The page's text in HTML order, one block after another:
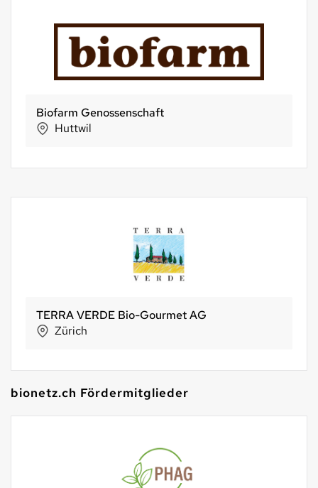
Biofarm Genossenschaft
Huttwil
TERRA VERDE Bio-Gourmet AG
Zürich
bionetz.ch Fördermitglieder